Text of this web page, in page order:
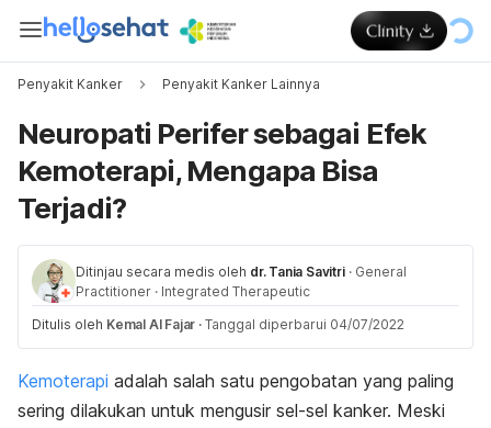
Penyakit Kanker Penyakit Kanker Lainnya
Neuropati Perifer sebagai Efek
Kemoterapi, Mengapa Bisa
Terjadi?
Ditinjau secara medis oleh dr. Tania Savitri · General
Practitioner · Integrated Therapeutic
Ditulis oleh Kemal Al Fajar · Tanggal diperbarui 04/07/2022
Kemoterapi adalah salah satu pengobatan yang paling
sering dilakukan untuk mengusir sel-sel kanker. Meski